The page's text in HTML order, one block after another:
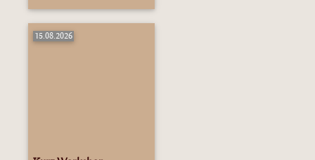
15.08.2026